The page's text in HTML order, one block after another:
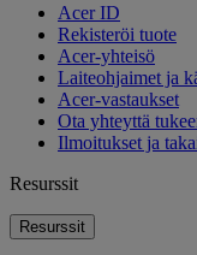
Acer ID
Rekisteröi tuote
Acer-yhteisö
Laiteohjaimet ja
Acer-vastaukset
Ota yhteyttä
Ilmoitukset ja
Resurssit
Resurssit